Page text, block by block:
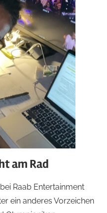
am Rad
Raab Entertainment
ein anderes Vorzeichen